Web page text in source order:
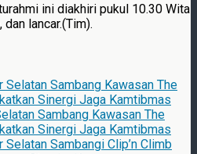
ini diakhiri pukul 10.30 Wita
lancar.(Tim).
Sambang Kawasan The
Sinergi Jaga Kamtibmas